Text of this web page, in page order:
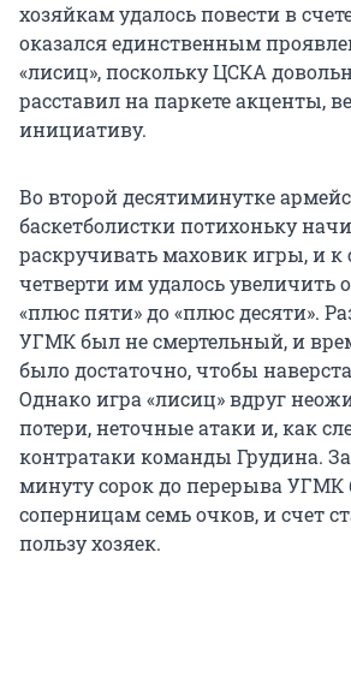
хозяйкам удалось повести в
оказался единственным
«лисиц», поскольку ЦСКА
расставил на паркете акценты,
инициативу.
Во второй десятиминутке
баскетболистки потихоньку
раскручивать маховик игры, и к
четверти им удалось увеличить
«плюс пяти» до «плюс десяти».
УГМК был не смертельный, и
было достаточно, чтобы
Однако игра «лисиц» вдруг
потери, неточные атаки и, как
контратаки команды Грудина.
минуту сорок до перерыва УГМК
соперницам семь очков, и счет
пользу хозяек.